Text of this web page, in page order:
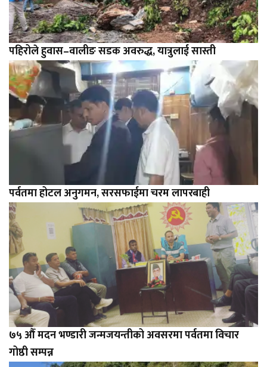
पहिरोले हुवास–वालीङ सडक अवरुद्ध, यात्रुलाई सास्ती
पर्वतमा होटल अनुगमन, सरसफाईमा चरम लापरबाही
७५ औँ मदन भण्डारी जन्मजयन्तीको अवसरमा पर्वतमा विचार
गोष्ठी सम्पन्न